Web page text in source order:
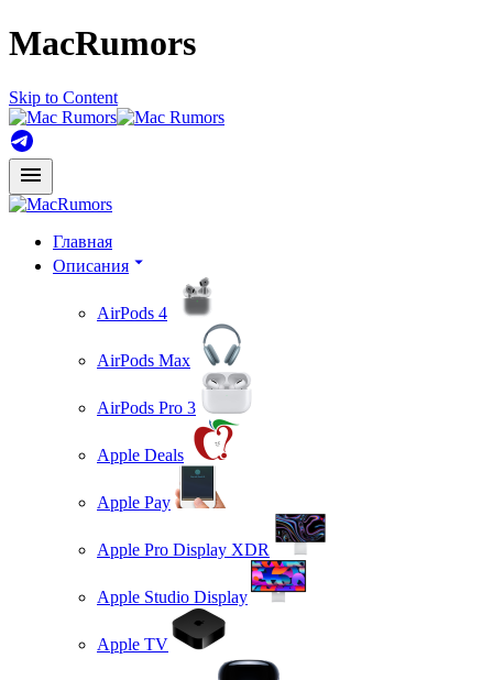
MacRumors
Skip to Content
Главная
Описания
AirPods 4
AirPods Max
AirPods Pro 3
Apple Deals
Apple Pay
Apple Pro Display XDR
Apple Studio Display
Apple TV